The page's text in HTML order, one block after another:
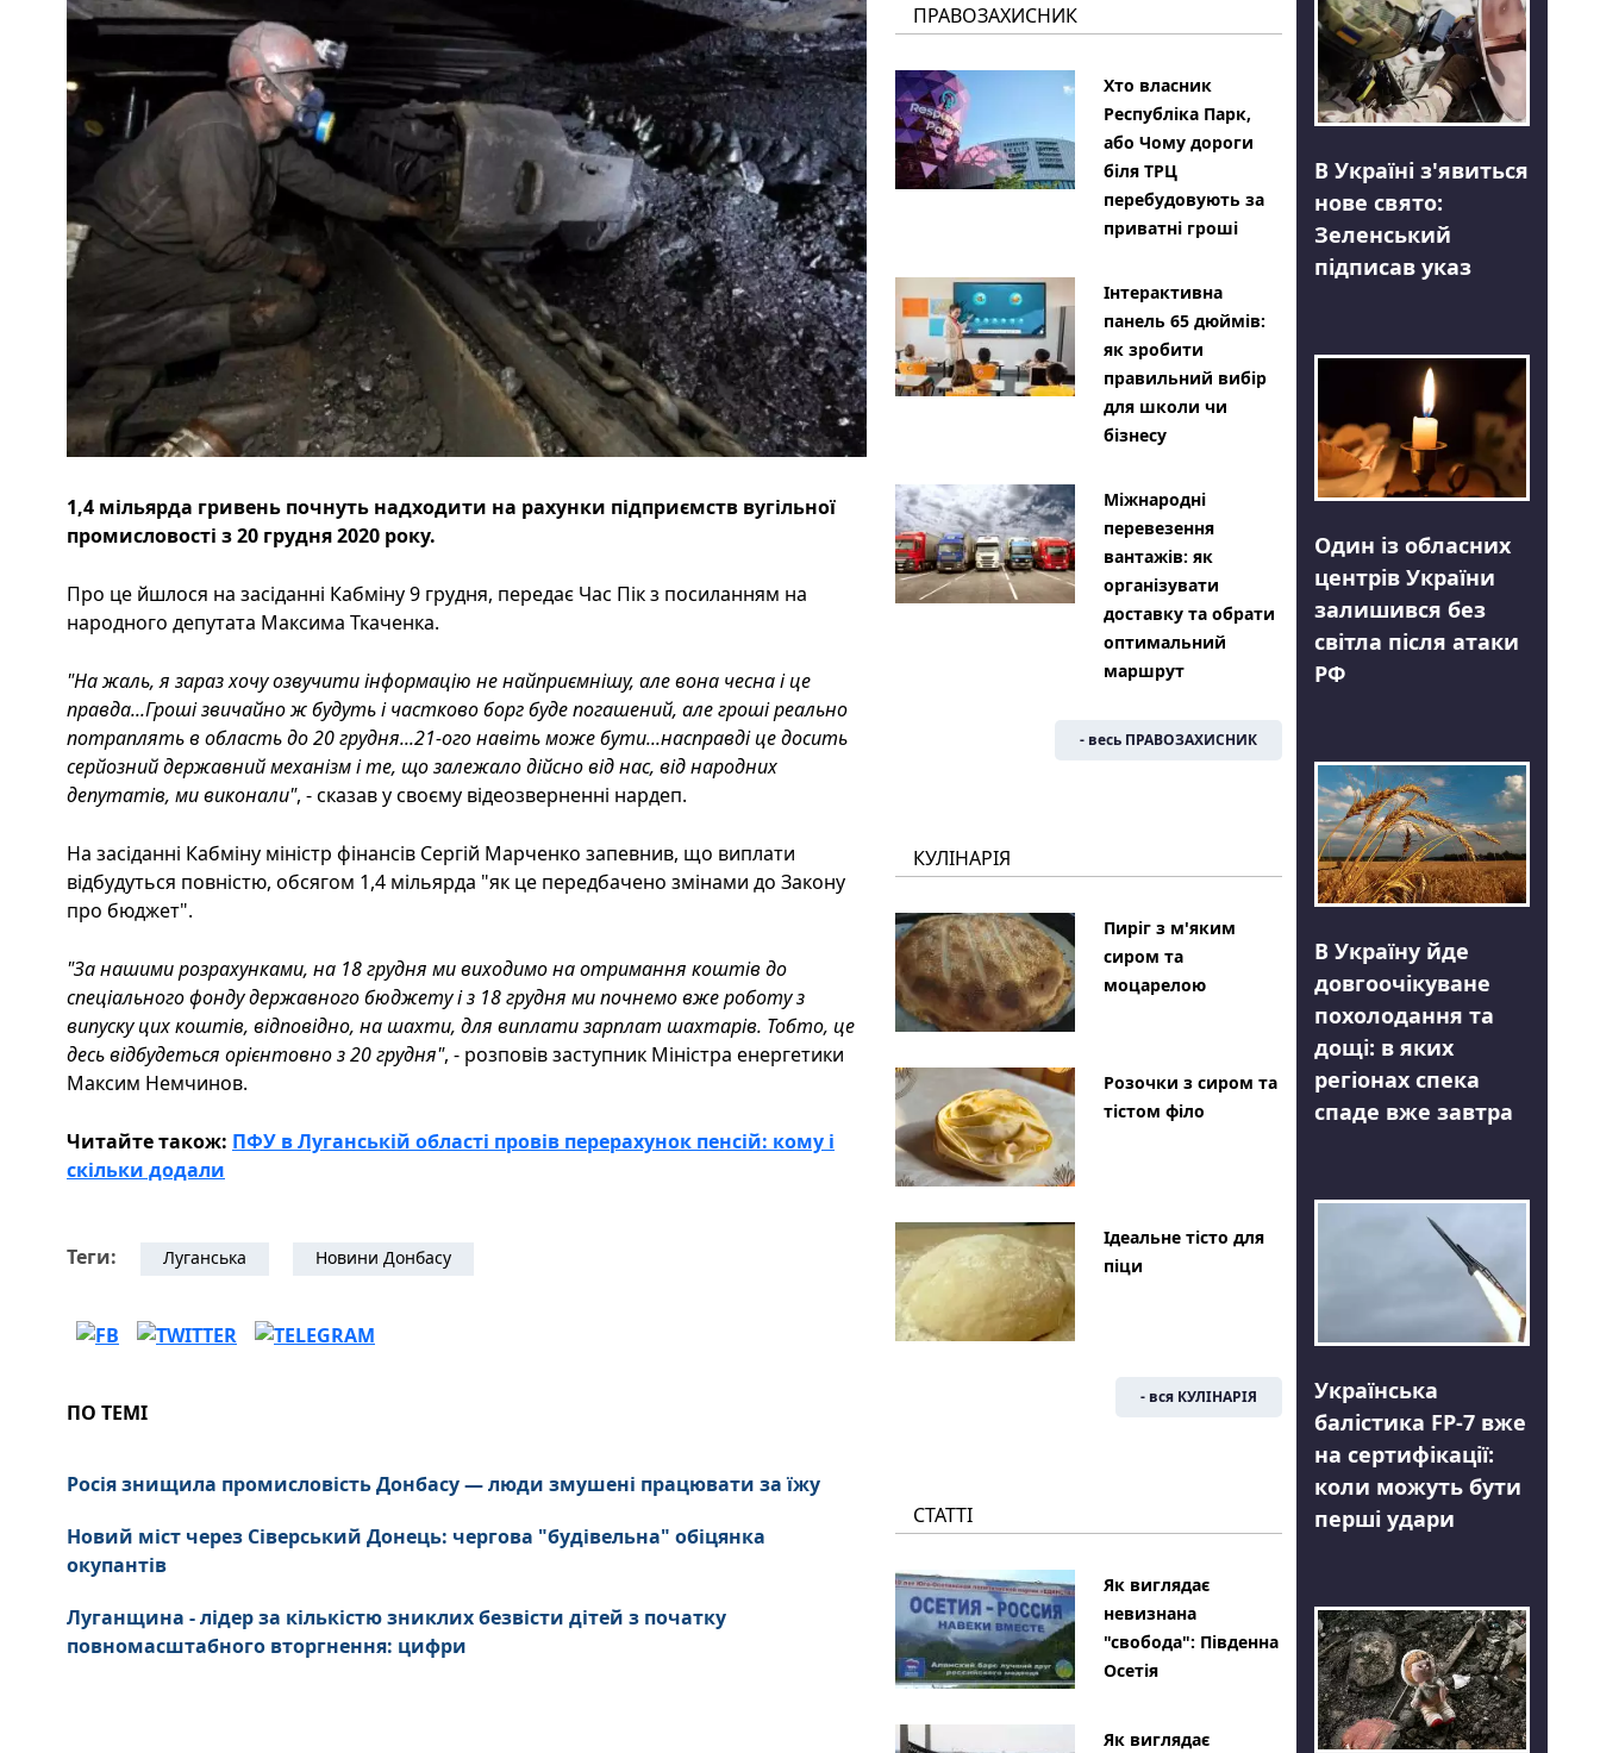
1,4 мільярда гривень почнуть надходити на рахунки підприємств вугільної
промисловості з 20 грудня 2020 року.
Про це йшлося на засіданні Кабміну 9 грудня, передає Час Пік з посиланням на
народного депутата Максима Ткаченка.
"На жаль, я зараз хочу озвучити інформацію не найприємнішу, але вона чесна і це
правда...Гроші звичайно ж будуть і частково борг буде погашений, але гроші реально
потраплять в область до 20 грудня...21-ого навіть може бути...насправді це досить
серйозний державний механізм і те, що залежало дійсно від нас, від народних
депутатів, ми виконали", - сказав у своєму відеозверненні нардеп.
На засіданні Кабміну міністр фінансів Сергій Марченко запевнив, що виплати
відбудуться повністю, обсягом 1,4 мільярда "як це передбачено змінами до Закону
про бюджет".
"За нашими розрахунками, на 18 грудня ми виходимо на отримання коштів до
спеціального фонду державного бюджету і з 18 грудня ми почнемо вже роботу з
випуску цих коштів, відповідно, на шахти, для виплати зарплат шахтарів. Тобто, це
десь відбудеться орієнтовно з 20 грудня", - розповів заступник Міністра енергетики
Максим Немчинов.
Читайте також: ПФУ в Луганській області провів перерахунок пенсій: кому і
скільки додали
Теги: Луганська Новини Донбасу
ПО ТЕМІ
Росія знищила промисловість Донбасу — люди змушені працювати за їжу
Новий міст через Сіверський Донець: чергова "будівельна" обіцянка
окупантів
Луганщина - лідер за кількістю зниклих безвісти дітей з початку
повномасштабного вторгнення: цифри
ПРАВОЗАХИСНИК
Хто власник
Республіка Парк,
або Чому дороги
біля ТРЦ
перебудовують за
приватні гроші
Інтерактивна
панель 65 дюймів:
як зробити
правильний вибір
для школи чи
бізнесу
Міжнародні
перевезення
вантажів: як
організувати
доставку та обрати
оптимальний
маршрут
- весь ПРАВОЗАХИСНИК
КУЛІНАРІЯ
Пиріг з м'яким
сиром та
моцарелою
Розочки з сиром та
тістом філо
Ідеальне тісто для
піци
- вся КУЛІНАРІЯ
СТАТТІ
Як виглядає
невизнана
"свобода": Південна
Осетія
Як виглядає
В Україні з'явиться
нове свято:
Зеленський
підписав указ
Один із обласних
центрів України
залишився без
світла після атаки
РФ
В Україну йде
довгоочікуване
похолодання та
дощі: в яких
регіонах спека
спаде вже завтра
Українська
балістика FP-7 вже
на сертифікації:
коли можуть бути
перші удари